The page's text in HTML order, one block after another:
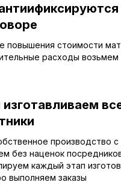
повышения стоимости
расходы возьмем
производство с
без наценок
каждый этап
выполняем заказы
О компании
3D макеты
Доставка и
Правила